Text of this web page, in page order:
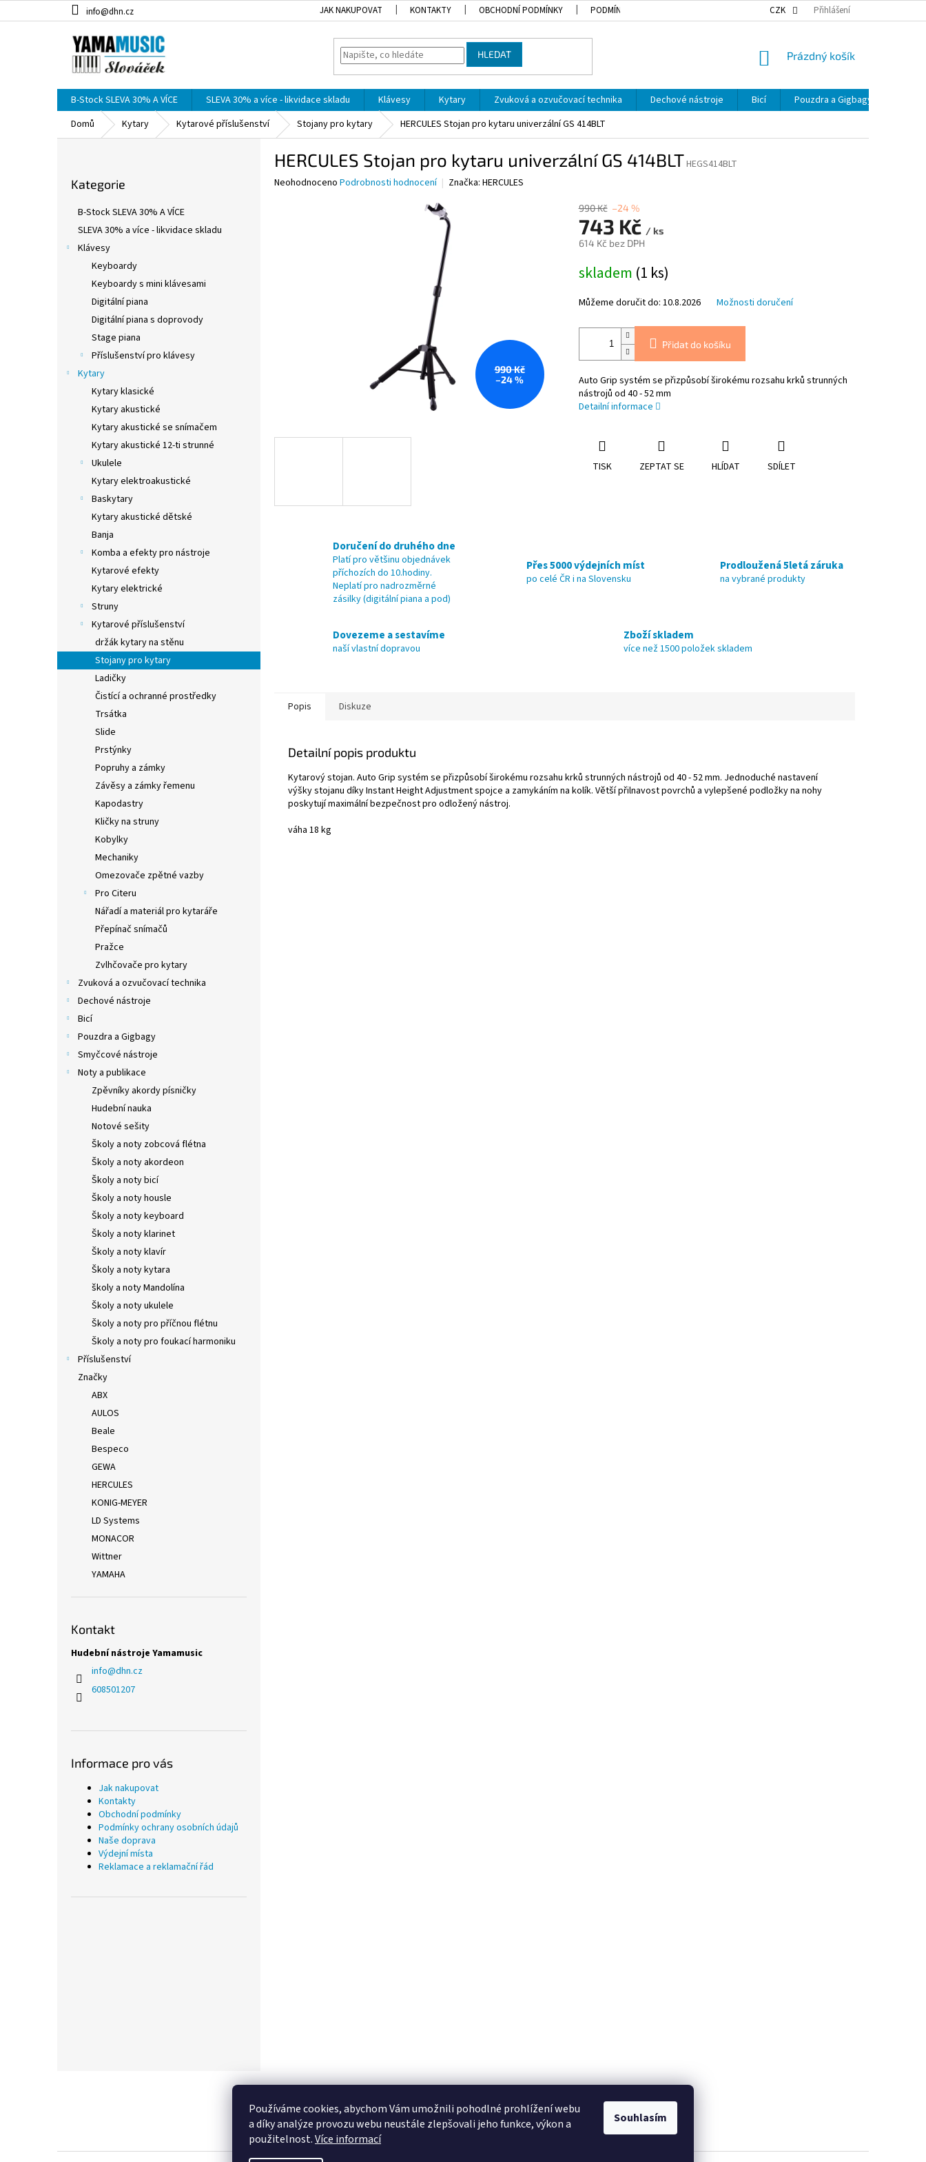
Používáme cookies, abychom Vám umožnili pohodlné prohlížení webu
a díky analýze provozu webu neustále zlepšovali jeho funkce, výkon a
použitelnost.Více informací
Souhlasím
na
info@dhn.cz JAK NAKUPOVAT KONTAKTY OBCHODNÍ PODMÍNKY PODMÍNKY OCHRANY OSOBNÍCH ÚDAJŮ NAŠE DOPRAVA
CZK Přihlášení
HLEDAT
NÁKUPNÍ
Prázdný košík
B-Stock SLEVA 30% A VÍCE SLEVA 30% a více - likvidace skladu Klávesy Kytary Zvuková a ozvučovací technika Dechové nástroje Bicí Pouzdra a Gigbagy
Domů
Kytary Kytarové příslušenství Stojany pro kytary HERCULES Stojan pro kytaru univerzální GS 414BLT
kategorie
Kategorie
B-Stock SLEVA 30% A VÍCE
SLEVA 30% a více - likvidace skladu
Klávesy
Keyboardy
Keyboardy s mini klávesami
Digitální piana
Digitální piana s doprovody
Stage piana
Příslušenství pro klávesy
Kytary
Kytary klasické
Kytary akustické
Kytary akustické se snímačem
Kytary akustické 12-ti strunné
Ukulele
Kytary elektroakustické
Baskytary
Kytary akustické dětské
Banja
Komba a efekty pro nástroje
Kytarové efekty
Kytary elektrické
Struny
Kytarové příslušenství
držák kytary na stěnu
Stojany pro kytary
Ladičky
Čistící a ochranné prostředky
Trsátka
Slide
Prstýnky
Popruhy a zámky
Závěsy a zámky řemenu
Kapodastry
Kličky na struny
Kobylky
Mechaniky
Omezovače zpětné vazby
Pro Citeru
Nářadí a materiál pro kytaráře
Přepínač snímačů
Pražce
Zvlhčovače pro kytary
Zvuková a ozvučovací technika
Dechové nástroje
Bicí
Pouzdra a Gigbagy
Smyčcové nástroje
Noty a publikace
Zpěvníky akordy písničky
Hudební nauka
Notové sešity
Školy a noty zobcová flétna
Školy a noty akordeon
Školy a noty bicí
Školy a noty housle
Školy a noty keyboard
Školy a noty klarinet
Školy a noty klavír
Školy a noty kytara
školy a noty Mandolína
Školy a noty ukulele
Školy a noty pro příčnou flétnu
Školy a noty pro foukací harmoniku
Příslušenství
Značky
ABX
AULOS
Beale
Bespeco
GEWA
HERCULES
KONIG-MEYER
LD Systems
MONACOR
Wittner
YAMAHA
Kontakt
Hudební nástroje Yamamusic
info@dhn.cz
608501207
Informace pro vás
Jak nakupovat
Kontakty
Obchodní podmínky
Podmínky ochrany osobních údajů
Naše doprava
Výdejní místa
Reklamace a reklamační řád
HERCULES Stojan pro kytaru univerzální GS 414BLTHEGS414BLT
Průměrné
Neohodnoceno Podrobnosti hodnocení Značka: HERCULES
990 Kč
–24 %
990 Kč –24 %
743 Kč / ks
614 Kč bez DPH
cena:
skladem (1 ks)
Můžeme doručit do: 10.8.2026 Možnosti doručení
Přidat do košíku
Auto Grip systém se přizpůsobí širokému rozsahu krků strunných
nástrojů od 40 - 52 mm
Detailní informace
TISK ZEPTAT SE HLÍDAT SDÍLET
Doručení do druhého dne
Platí pro většinu objednávek
příchozích do 10.hodiny.
Neplatí pro nadrozměrné
zásilky (digitální piana a pod)
Přes 5000 výdejních míst
po celé ČR i na Slovensku
Prodloužená 5letá záruka
na vybrané produkty
Dovezeme a sestavíme
naší vlastní dopravou
Zboží skladem
více než 1500 položek skladem
Popis Diskuze
Detailní popis produktu
Kytarový stojan. Auto Grip systém se přizpůsobí širokému rozsahu krků strunných nástrojů od 40 - 52 mm. Jednoduché nastavení
výšky stojanu díky Instant Height Adjustment spojce a zamykáním na kolík. Větší přilnavost povrchů a vylepšené podložky na nohy
poskytují maximální bezpečnost pro odložený nástroj.
váha 18 kg